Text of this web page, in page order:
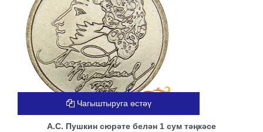
А.С. Пушкин сюрәте белән 1 сум тәңкәсе
Чагыштыруга өстәү